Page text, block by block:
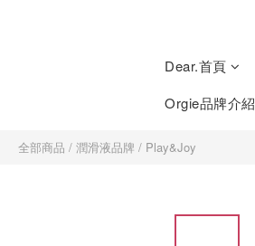
Dear.首頁
Orgie品牌介紹
全部商品 / 潤滑液品牌 / Play&Joy